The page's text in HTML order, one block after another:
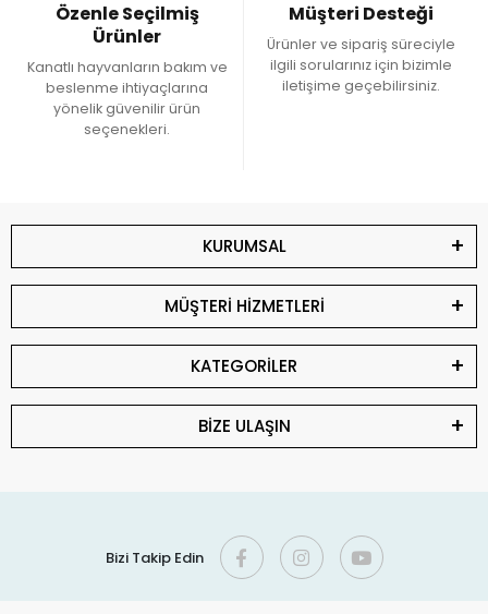
Özenle Seçilmiş
Ürünler
Kanatlı hayvanların bakım ve
beslenme ihtiyaçlarına
yönelik güvenilir ürün
seçenekleri.
Müşteri Desteği
Ürünler ve sipariş süreciyle
ilgili sorularınız için bizimle
iletişime geçebilirsiniz.
KURUMSAL
MÜŞTERİ HİZMETLERİ
KATEGORİLER
BİZE ULAŞIN
Bizi Takip Edin